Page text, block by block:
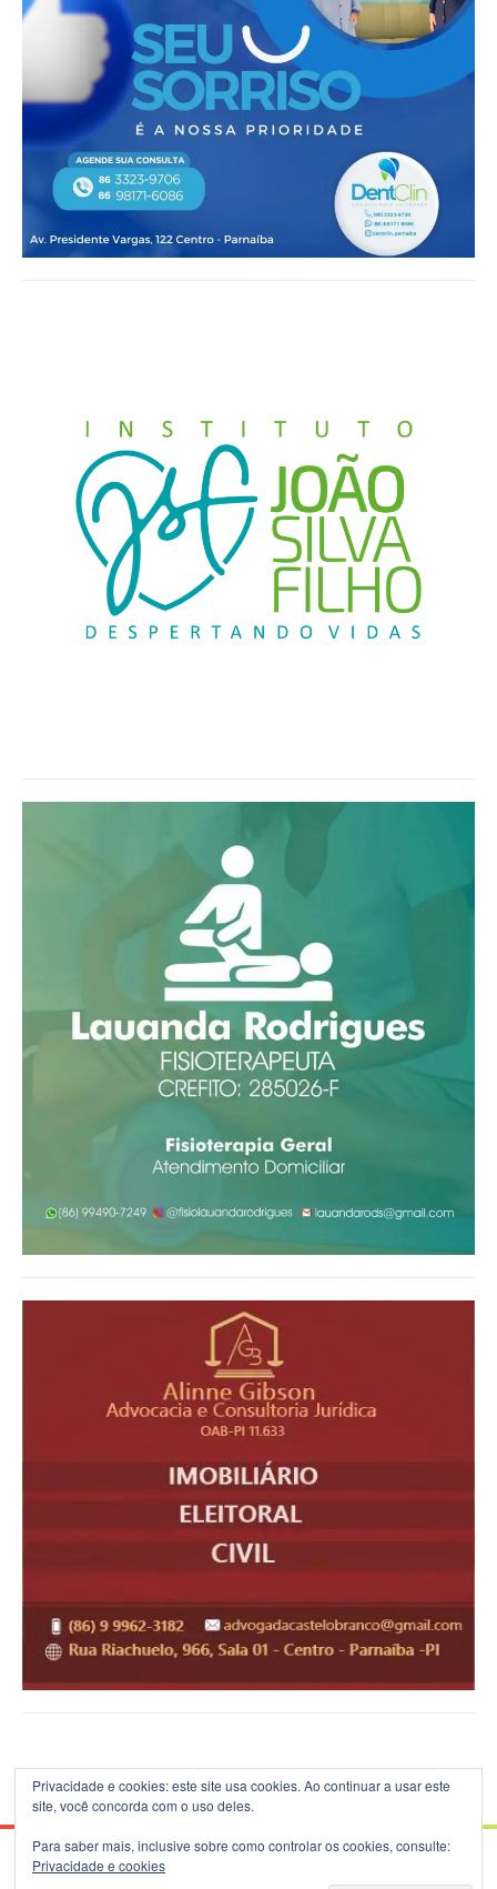
© 2026 Blog do B.Silva - Theme: Patus by FameThemes.
Privacidade e cookies: este site usa cookies. Ao continuar a usar este
site, você concorda com o uso deles.
Para saber mais, inclusive sobre como controlar os cookies, consulte:
Privacidade e cookies